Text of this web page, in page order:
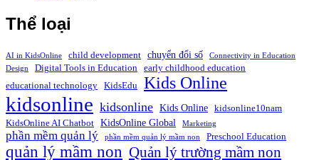
Thể loại
AI in KidsOnline child development chuyển đổi số
Connectivity in Education
Design
Digital Tools in Education
early childhood education
educational technology
KidsEdu Kids Online
kidsonline kidsonline Kids Online
kidsonline10nam
KidsOnline AI Chatbot
KidsOnline Global Marketing
phần mềm quản lý phần mềm quản lý mầm non Preschool Education
quản lý mầm non Quản lý trường mầm non